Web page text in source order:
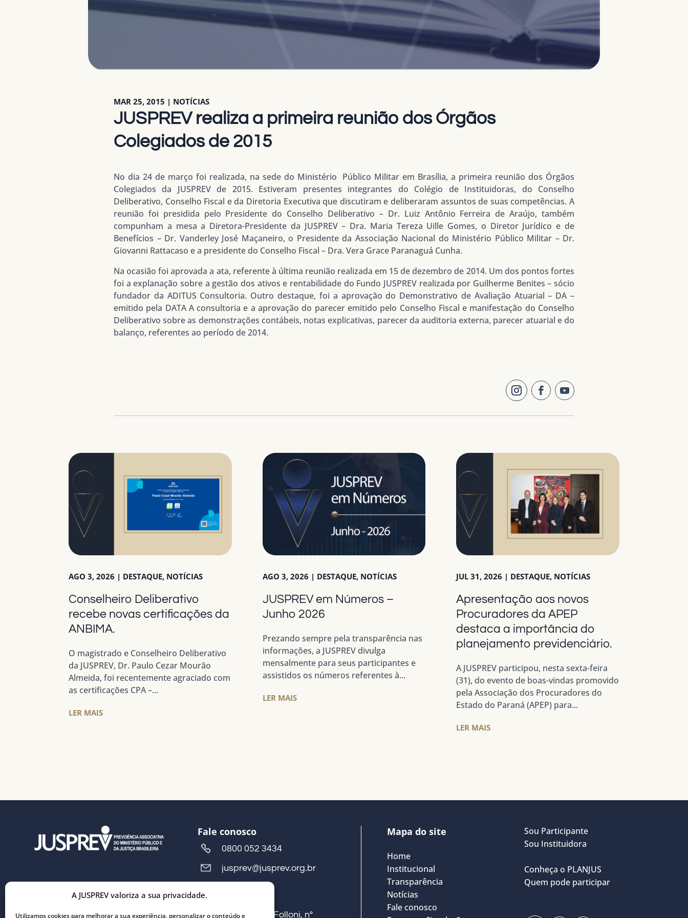
A JUSPREV valoriza a sua privacidade.
Utilizamos cookies para melhorar a sua experiência, personalizar o conteúdo e
JUSPREV realiza a primeira reunião dos Órgãos
Colegiados de 2015
MAR 25, 2015 | NOTÍCIAS
No dia 24 de março foi realizada, na sede do Ministério Público Militar em Brasília, a primeira reunião dos Órgãos
Colegiados da JUSPREV de 2015. Estiveram presentes integrantes do Colégio de Instituidoras, do Conselho
Deliberativo, Conselho Fiscal e da Diretoria Executiva que discutiram e deliberaram assuntos de suas competências. A
reunião foi presidida pelo Presidente do Conselho Deliberativo – Dr. Luiz Antônio Ferreira de Araújo, também
compunham a mesa a Diretora-Presidente da JUSPREV – Dra. Maria Tereza Uille Gomes, o Diretor Jurídico e de
Benefícios – Dr. Vanderley José Maçaneiro, o Presidente da Associação Nacional do Ministério Público Militar – Dr.
Giovanni Rattacaso e a presidente do Conselho Fiscal – Dra. Vera Grace Paranaguá Cunha.
Na ocasião foi aprovada a ata, referente à última reunião realizada em 15 de dezembro de 2014. Um dos pontos fortes
foi a explanação sobre a gestão dos ativos e rentabilidade do Fundo JUSPREV realizada por Guilherme Benites – sócio
fundador da ADITUS Consultoria. Outro destaque, foi a aprovação do Demonstrativo de Avaliação Atuarial – DA –
emitido pela DATA A consultoria e a aprovação do parecer emitido pelo Conselho Fiscal e manifestação do Conselho
Deliberativo sobre as demonstrações contábeis, notas explicativas, parecer da auditoria externa, parecer atuarial e do
balanço, referentes ao período de 2014.
Conselheiro Deliberativo
recebe novas certificações da
ANBIMA.
AGO 3, 2026 | DESTAQUE, NOTÍCIAS
O magistrado e Conselheiro Deliberativo
da JUSPREV, Dr. Paulo Cezar Mourão
Almeida, foi recentemente agraciado com
as certificações CPA –...
LER MAIS
JUSPREV em Números –
Junho 2026
AGO 3, 2026 | DESTAQUE, NOTÍCIAS
Prezando sempre pela transparência nas
informações, a JUSPREV divulga
mensalmente para seus participantes e
assistidos os números referentes à...
LER MAIS
Apresentação aos novos
Procuradores da APEP
destaca a importância do
planejamento previdenciário.
JUL 31, 2026 | DESTAQUE, NOTÍCIAS
A JUSPREV participou, nesta sexta-feira
(31), do evento de boas-vindas promovido
pela Associação dos Procuradores do
Estado do Paraná (APEP) para...
LER MAIS
Fale conosco
0800 052 3434
jusprev@jusprev.org.br
Endereço
Rua Alberto Folloni, nº
Mapa do site
Home
Institucional
Transparência
Notícias
Fale conosco
Sou Participante
Sou Instituidora
Conheça o PLANJUS
Quem pode participar